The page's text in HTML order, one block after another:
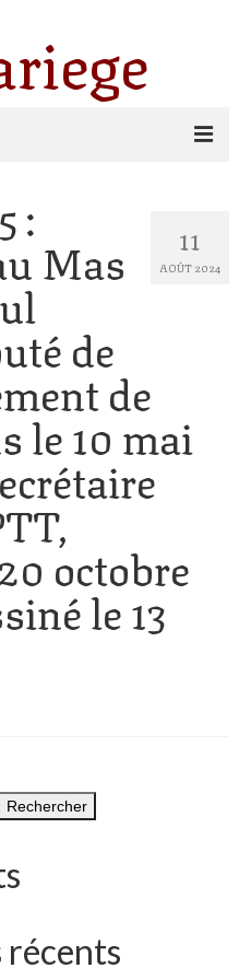
11
AOÛT 2024
:
Mas
de
de
le 10 mai
octobre
le 13
Rechercher
récents